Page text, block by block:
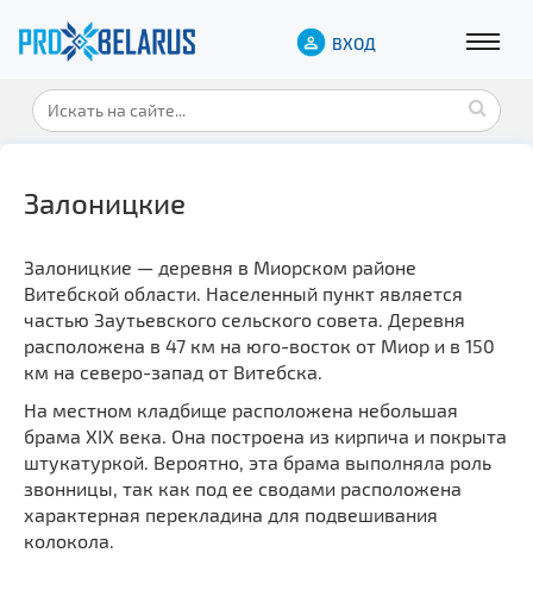
ВХОД
Залоницкие
Залоницкие — деревня в Миорском районе
Витебской области. Населенный пункт является
частью Заутьевского сельского совета. Деревня
расположена в 47 км на юго-восток от Миор и в 150
км на северо-запад от Витебска.
На местном кладбище расположена небольшая
брама XIX века. Она построена из кирпича и покрыта
штукатуркой. Вероятно, эта брама выполняла роль
звонницы, так как под ее сводами расположена
характерная перекладина для подвешивания
колокола.